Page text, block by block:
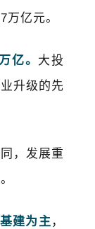
亿元。
亿。 大投
升级的先
，发展重
建为主 ，